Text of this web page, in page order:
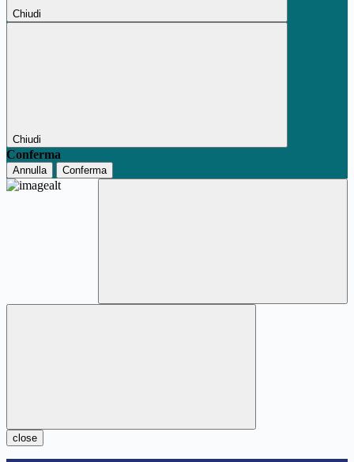
Chiudi
Chiudi
Conferma
Annulla Conferma
close